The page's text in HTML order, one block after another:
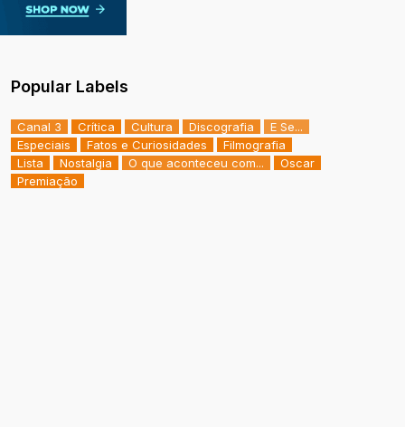
Popular Labels
Canal 3 Crítica Cultura Discografia
E Se...
Especiais
Fatos e Curiosidades
Filmografia
Lista
Nostalgia O que aconteceu com...
Oscar
Premiação